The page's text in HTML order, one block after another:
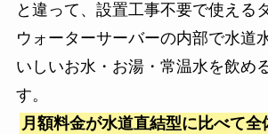
と違って、設置工事不要で使える
ウォーターサーバーの内部で水道
いしいお水・お湯・常温水を飲め
す。
月額料金が水道直結型に比べて全